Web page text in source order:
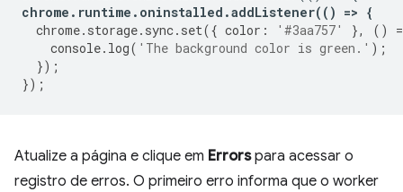
chrome . runtime . oninstalled .addListener(() => {
chrome. storage. sync. set({ color : '#3aa757' }, ()
=
console. log( 'The background color is green.' );
});
});
Atualize a página e clique em Errorspara acessar o
registro de erros. O primeiro erro informa que o worker